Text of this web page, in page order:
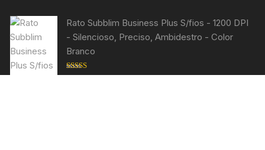
Rato Subblim Business Plus S/fios - 1200 DPI
- Silencioso, Preciso, Ambidestro - Color
Branco
Avaliação